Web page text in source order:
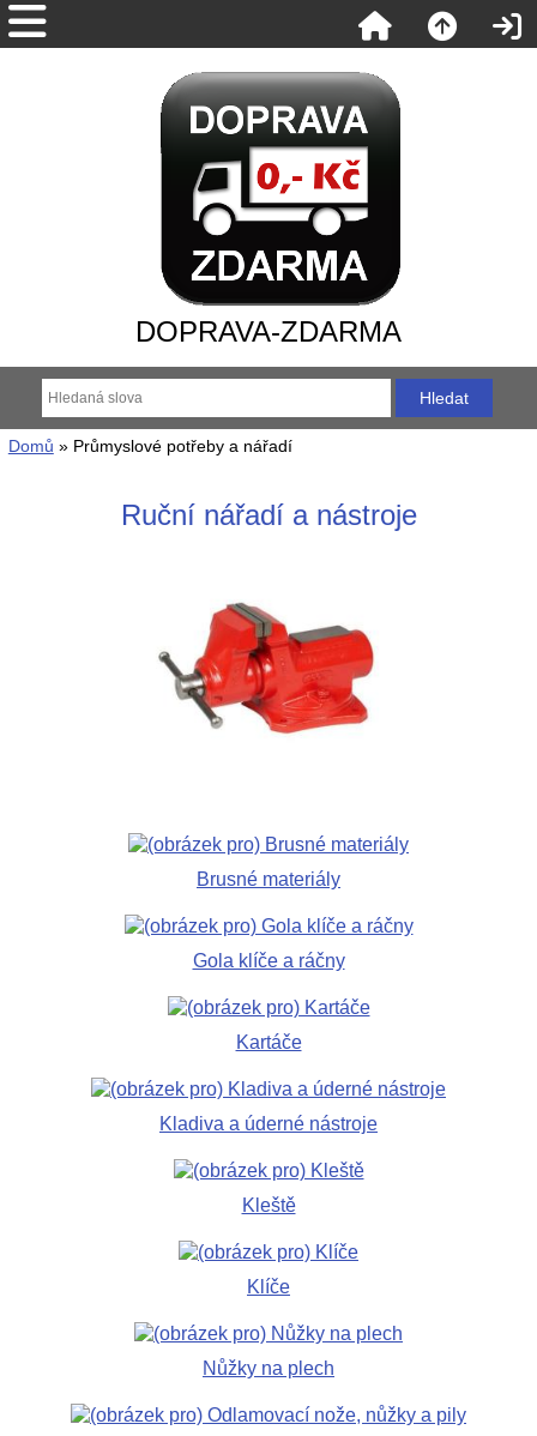
DOPRAVA-ZDARMA
Domů » Průmyslové potřeby a nářadí
Ruční nářadí a nástroje
Brusné materiály
Gola klíče a ráčny
Kartáče
Kladiva a úderné nástroje
Kleště
Klíče
Nůžky na plech